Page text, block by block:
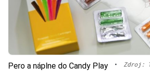
Pero a náplne do Candy Play • Zdroj: